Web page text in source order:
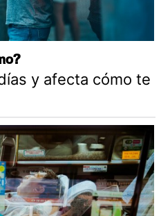
y afecta cómo te